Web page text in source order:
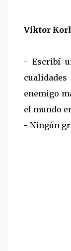
Viktor
- Escribí
enemigo
el mundo
- Ningún